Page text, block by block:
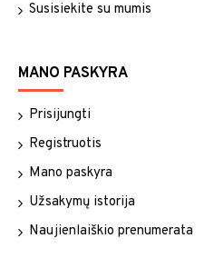
Susisiekite su mumis
MANO PASKYRA
Prisijungti
Registruotis
Mano paskyra
Užsakymų istorija
Naujienlaiškio prenumerata